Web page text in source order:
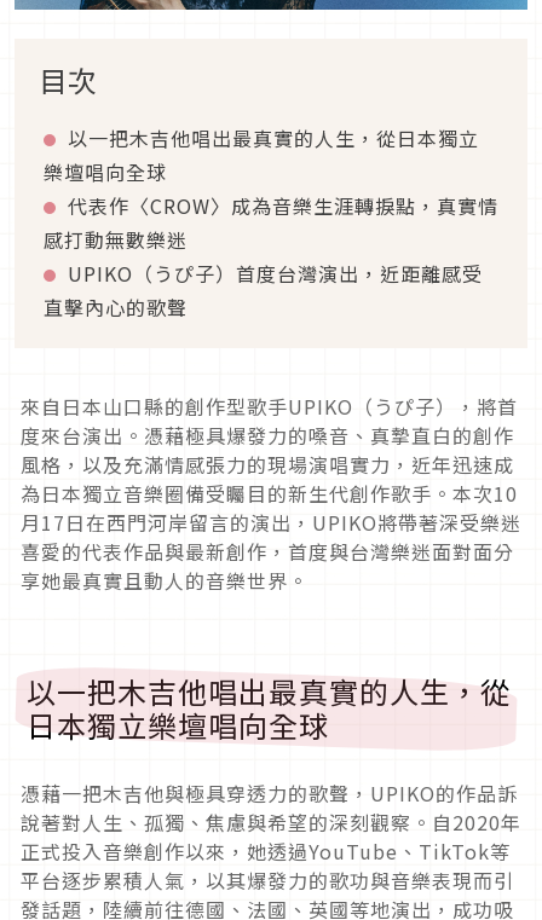
目次
以一把木吉他唱出最真實的人生，從日本獨立
樂壇唱向全球
代表作〈CROW〉成為音樂生涯轉捩點，真實情
感打動無數樂迷
UPIKO（うぴ子）首度台灣演出，近距離感受
直擊內心的歌聲
來自日本山口縣的創作型歌手UPIKO（うぴ子），將首
度來台演出。憑藉極具爆發力的嗓音、真摯直白的創作
風格，以及充滿情感張力的現場演唱實力，近年迅速成
為日本獨立音樂圈備受矚目的新生代創作歌手。本次10
月17日在西門河岸留言的演出，UPIKO將帶著深受樂迷
喜愛的代表作品與最新創作，首度與台灣樂迷面對面分
享她最真實且動人的音樂世界。
以一把木吉他唱出最真實的人生，從
日本獨立樂壇唱向全球
憑藉一把木吉他與極具穿透力的歌聲，UPIKO的作品訴
說著對人生、孤獨、焦慮與希望的深刻觀察。自2020年
正式投入音樂創作以來，她透過YouTube、TikTok等
平台逐步累積人氣，以其爆發力的歌功與音樂表現而引
發話題，陸續前往德國、法國、英國等地演出，成功吸